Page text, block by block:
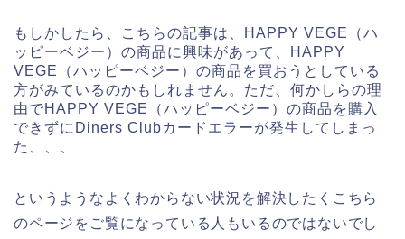
もしかしたら、こちらの記事は、HAPPY VEGE（ハ
ッピーベジー）の商品に興味があって、HAPPY
VEGE（ハッピーベジー）の商品を買おうとしている
方がみているのかもしれません。ただ、何かしらの理
由でHAPPY VEGE（ハッピーベジー）の商品を購入
できずにDiners Clubカードエラーが発生してしまっ
た、、、
というようなよくわからない状況を解決したくこちら
のページをご覧になっている人もいるのではないでし